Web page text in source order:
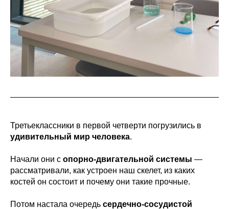
Третьеклассники в первой четверти погрузились в
удивительный мир человека.
Начали они с опорно-двигательной системы —
рассматривали, как устроен наш скелет, из каких
костей он состоит и почему они такие прочные.
Потом настала очередь сердечно-сосудистой